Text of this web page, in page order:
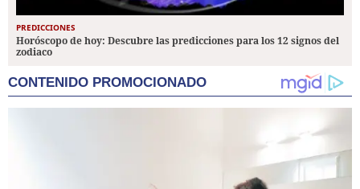
PREDICCIONES
Horóscopo de hoy: Descubre las predicciones para los 12 signos del
zodiaco
CONTENIDO PROMOCIONADO